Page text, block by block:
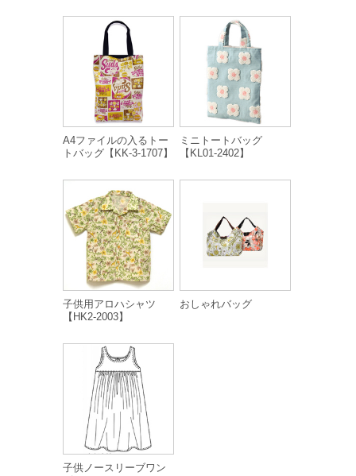
A4ファイルの入るトー
トバッグ【KK-3-1707】
ミニトートバッグ
【KL01-2402】
子供用アロハシャツ
【HK2-2003】
おしゃれバッグ
子供ノースリーブワン